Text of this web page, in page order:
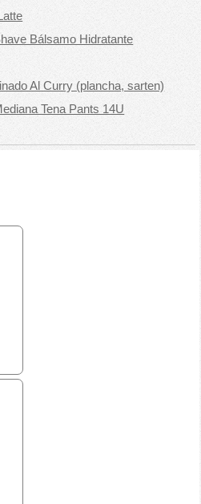
Bálsamo Hidratante
Al Curry (plancha, sarten)
Tena Pants 14U